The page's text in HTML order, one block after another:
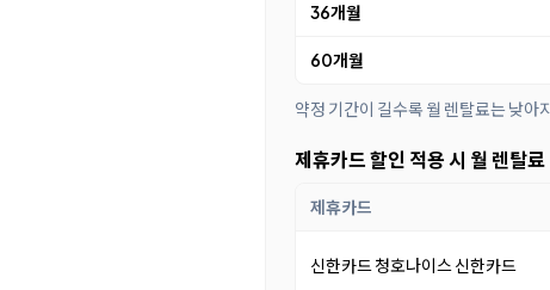
36개월
60개월
약정 기간이 길수록 월 렌탈료는 낮아
제휴카드 할인 적용 시 월 렌탈료
제휴카드
신한카드 청호나이스 신한카드